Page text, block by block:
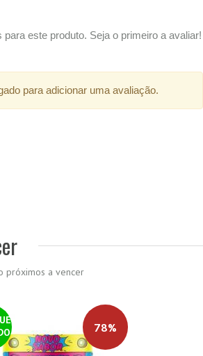
este produto. Seja o primeiro a avaliar!
para adicionar uma avaliação.
próximos a vencer
78%